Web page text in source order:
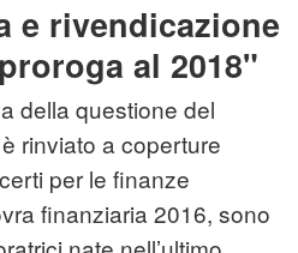
e rivendicazione
al 2018"
della questione del
rinviato a coperture
per le finanze
finanziaria 2016, sono